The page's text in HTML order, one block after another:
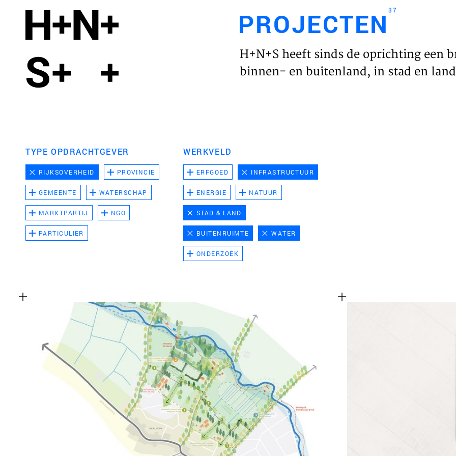
HOME
PROJECTEN37
H+N+S heeft sinds de oprichting een
binnen- en buitenland, in stad en
TYPE OPDRACHTGEVER
RIJKSOVERHEID PROVINCIE
GEMEENTE WATERSCHAP
MARKTPARTIJ NGO
PARTICULIER
WERKVELD
ERFGOED INFRASTRUCTUUR
ENERGIE NATUUR
STAD & LAND
BUITENRUIMTE WATER
ONDERZOEK